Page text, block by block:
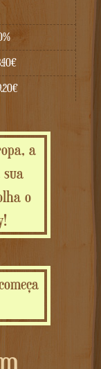
a
sua
o